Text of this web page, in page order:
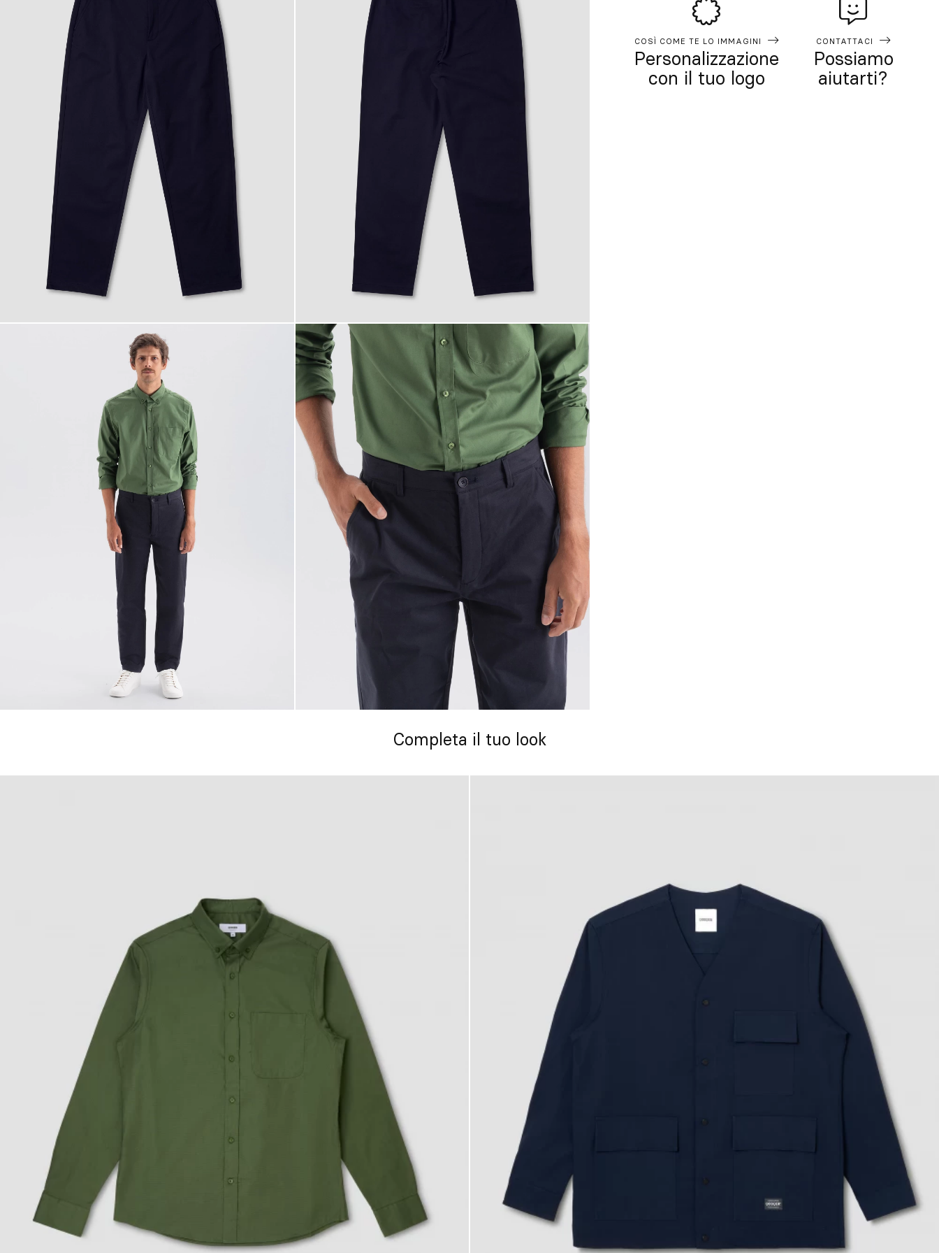
COSÌ COME TE LO IMMAGINI
Personalizzazione
con il tuo logo
CONTATTACI
Possiamo
aiutarti?
Completa il tuo look